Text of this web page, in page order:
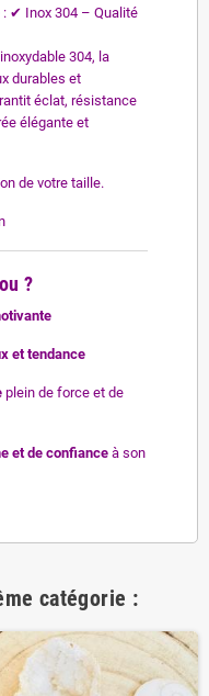
: ✔ Inox 304 – Qualité
304, la
durables et
éclat, résistance
élégante et
de votre taille.
?
et tendance
plein de force et de
et de confiance à son
catégorie :